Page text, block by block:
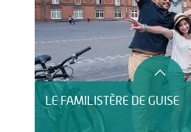
LE FAMILISTÈRE DE GUISE